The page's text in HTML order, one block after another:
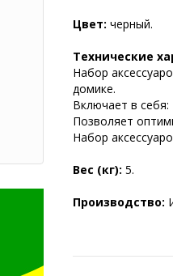
Цвет: черный.
Технические
Набор
домике.
Включает в
Позволяет
Набор
Вес (кг): 5.
Производство: